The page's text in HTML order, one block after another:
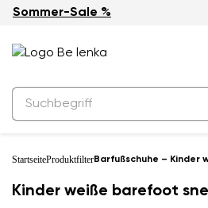
Sommer-Sale %
StartseiteProduktfilterBarfußschuhe – Kinder
Kinder weiße barefoot